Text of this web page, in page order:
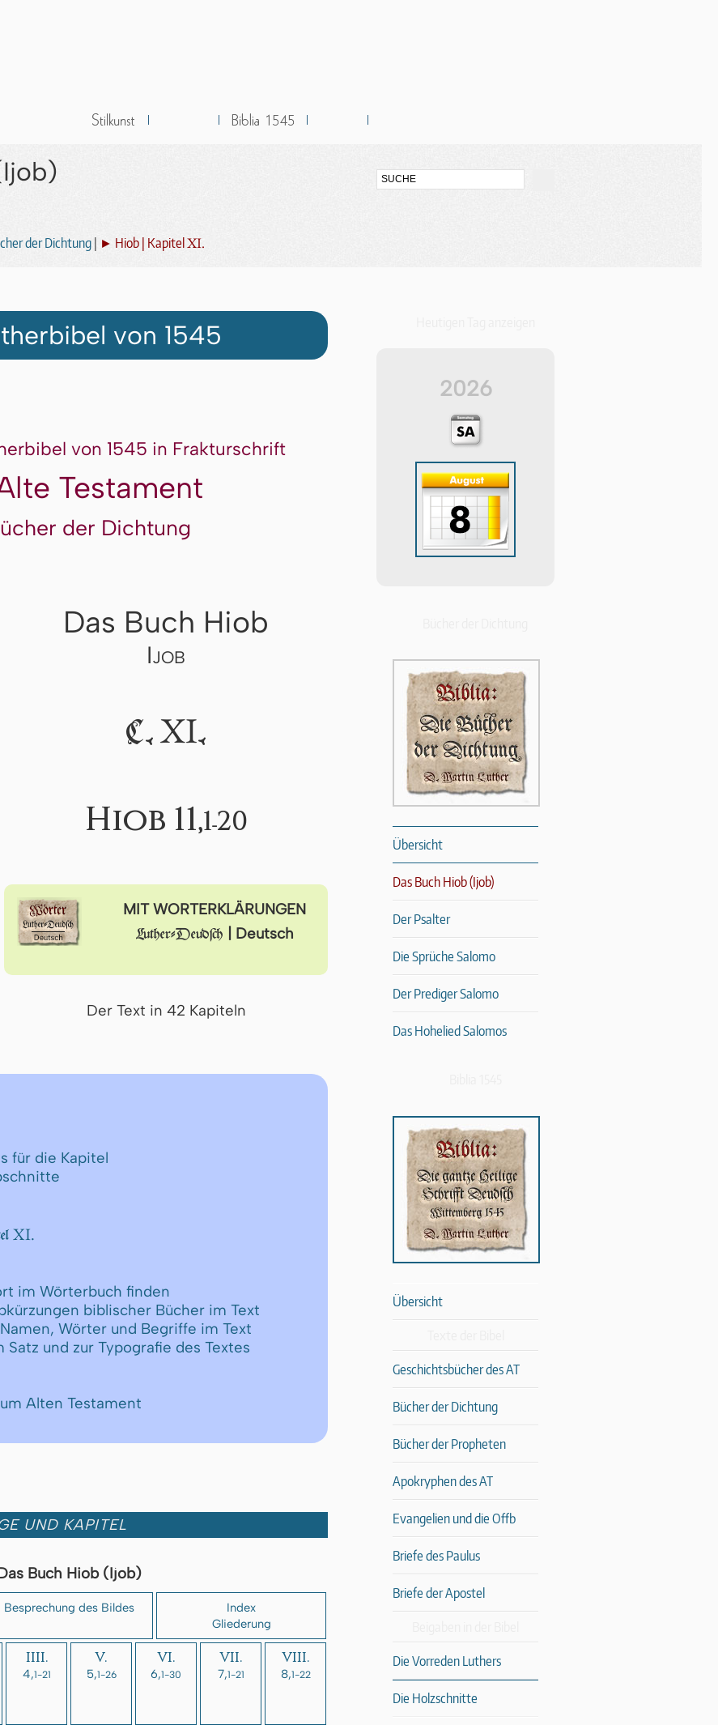
der Dichtung ► Hiob | Kapitel XI.
von 1545
von 1545 in Frakturschrift
Testament
der Dichtung
Das Buch Hiob
Ijob
C. XI.
Hiob 11,1-20
MIT WORTERKLÄRUNGEN
Luther-Deudſch | Deutsch
Der Text in 42 Kapiteln
für die Kapitel
XI.
im Wörterbuch finden
biblischer Bücher im Text
Wörter und Begriffe im Text
Satz und zur Typografie des Textes
Alten Testament
UND KAPITEL
Buch Hiob (Ijob)
Besprechung des Bildes
Index
Gliederung
IIII.
4,1-21
V.
5,1-26
VI.
6,1-30
VII.
7,1-21
VIII.
8,1-22
2026
Übersicht
Das Buch Hiob (Ijob)
Der Psalter
Die Sprüche Salomo
Der Prediger Salomo
Das Hohelied Salomos
Übersicht
Geschichtsbücher des AT
Bücher der Dichtung
Bücher der Propheten
Apokryphen des AT
Evangelien und die Offb
Briefe des Paulus
Briefe der Apostel
Die Vorreden Luthers
Die Holzschnitte